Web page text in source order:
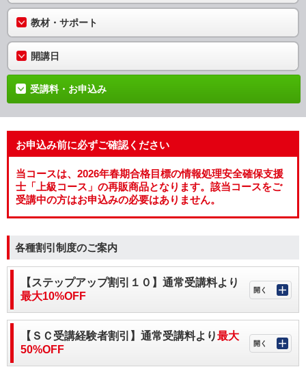
教材・サポート
開講日
受講料・お申込み
お申込み前に必ずご確認ください
当コースは、2026年春期合格目標の情報処理安全確保支援
士「上級コース」の再販商品となります。該当コースをご
受講中の方はお申込みの必要はありません。
各種割引制度のご案内
【ステップアップ割引１０】通常受講料より
最大10%OFF
【ＳＣ受講経験者割引】通常受講料より最大
50%OFF